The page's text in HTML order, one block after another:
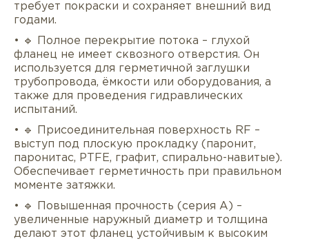
требует покраски и сохраняет внешний вид
годами.
• 🔹 Полное перекрытие потока – глухой
фланец не имеет сквозного отверстия. Он
используется для герметичной заглушки
трубопровода, ёмкости или оборудования, а
также для проведения гидравлических
испытаний.
• 🔹 Присоединительная поверхность RF –
выступ под плоскую прокладку (паронит,
паронитас, PTFE, графит, спирально-навитые).
Обеспечивает герметичность при правильном
моменте затяжки.
• 🔹 Повышенная прочность (серия A) –
увеличенные наружный диаметр и толщина
делают этот фланец устойчивым к высоким